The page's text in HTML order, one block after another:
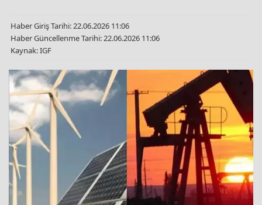
Haber Giriş Tarihi: 22.06.2026 11:06
Haber Güncellenme Tarihi: 22.06.2026 11:06
Kaynak: IGF